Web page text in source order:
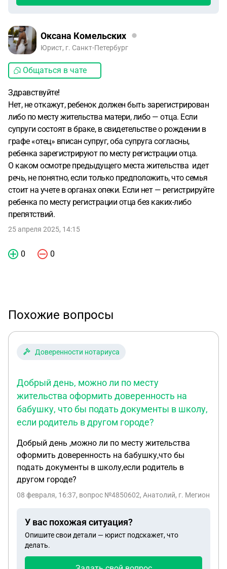
Оксана Комельских
Юрист, г. Санкт-Петербург
Общаться в чате
Здравствуйте!
Нет, не откажут, ребенок должен быть зарегистрирован
либо по месту жительства матери, либо — отца. Если
супруги состоят в браке, в свидетельстве о рождении в
графе «отец» вписан супруг, оба супруга согласны,
ребенка зарегистрируют по месту регистрации отца.
О каком осмотре предыдущего места жительства идет
речь, не понятно, если только предположить, что семья
стоит на учете в органах опеки. Если нет — регистрируйте
ребенка по месту регистрации отца без каких-либо
препятствий.
25 апреля 2025, 14:15
0 0
Похожие вопросы
Доверенности нотариуса
Добрый день, можно ли по месту
жительства оформить доверенность на
бабушку, что бы подать документы в школу,
если родитель в другом городе?
Добрый день ,можно ли по месту жительства
оформить доверенность на бабушку,что бы
подать документы в школу,если родитель в
другом городе?
08 февраля, 16:37, вопрос №4850602, Анатолий, г. Мегион
У вас похожая ситуация?
Опишите свои детали — юрист подскажет, что
делать.